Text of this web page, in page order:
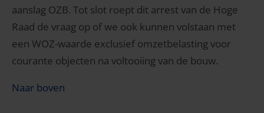
aanslag OZB. Tot slot roept dit arrest van de Hoge
Raad de vraag op of we ook kunnen volstaan met
een WOZ-waarde exclusief omzetbelasting voor
courante objecten na voltooiing van de bouw.
Naar boven